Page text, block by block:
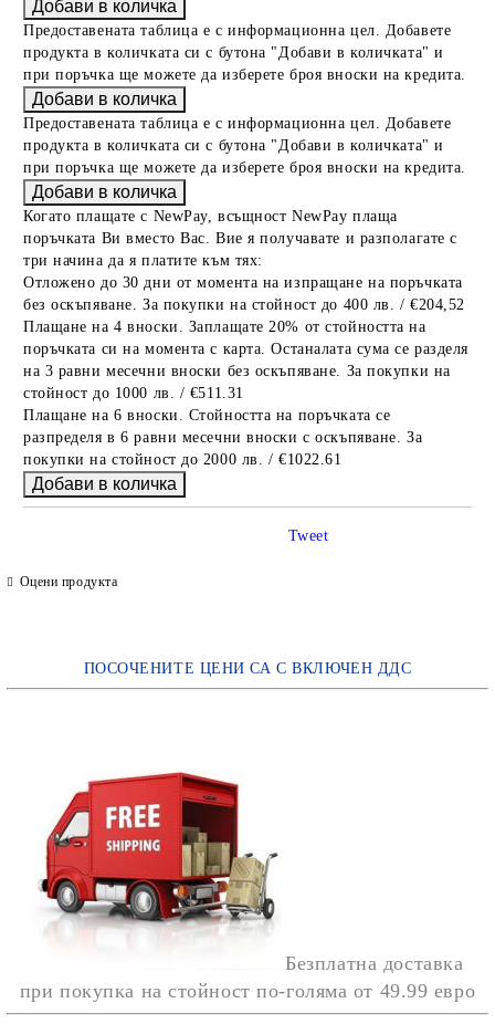
Предоставената таблица е с информационна цел. Добавете
продукта в количката си с бутона "Добави в количката" и
при поръчка ще можете да изберете броя вноски на кредита.
Предоставената таблица е с информационна цел. Добавете
продукта в количката си с бутона "Добави в количката" и
при поръчка ще можете да изберете броя вноски на кредита.
Когато плащате с NewPay, всъщност NewPay плаща
поръчката Ви вместо Вас. Вие я получавате и разполагате с
три начина да я платите към тях:
Отложено до 30 дни от момента на изпращане на поръчката
без оскъпяване. За покупки на стойност до 400 лв. / €204,52
Плащане на 4 вноски. Заплащате 20% от стойността на
поръчката си на момента с карта. Останалата сума се разделя
на 3 равни месечни вноски без оскъпяване. За покупки на
стойност до 1000 лв. / €511.31
Плащане на 6 вноски. Стойността на поръчката се
разпределя в 6 равни месечни вноски с оскъпяване. За
покупки на стойност до 2000 лв. / €1022.61
Оцени продукта
Tweet
ПОСОЧЕНИТЕ ЦЕНИ СА С ВКЛЮЧЕН ДДС
Безплатна доставка
при покупка на стойност по-голяма от 49.99 евро